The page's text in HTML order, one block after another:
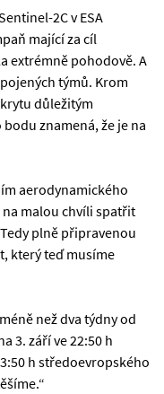
2C v ESA
mající za cíl
extrémně pohodově. A
týmů. Krom
důležitým
znamená, že je na
aerodynamického
malou chvíli spatřit
plně připravenou
který teď musíme
než dva týdny od
3. září ve 22:50 h
h středoevropského